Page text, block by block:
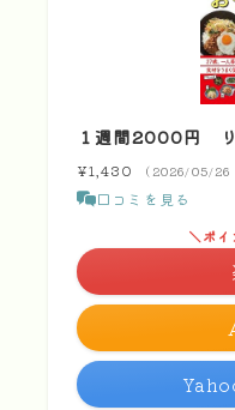
１週間2000円 り
¥1,430 （2026/05/
口コミを見る
＼ポ